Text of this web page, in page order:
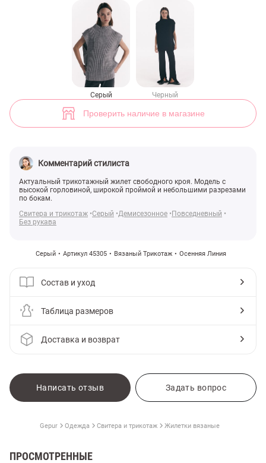
Серый Черный
Проверить наличие в магазине
Комментарий стилиста
Актуальный трикотажный жилет свободного кроя. Модель с
высокой горловиной, широкой проймой и небольшими разрезами
по бокам.
Свитера и трикотаж Серый Демисезонное
Повседневный
Без рукава
Серый Артикул 45305 Вязаный Трикотаж Осенняя Линия
Состав и уход
Таблица размеров
Доставка и возврат
Написать отзыв Задать вопрос
Gepur Одежда Свитера и трикотаж Жилетки вязаные
ПРОСМОТРЕННЫЕ
Серый трикотажный жилет (арт. 45305) ♡ интернет-магазин Gepur